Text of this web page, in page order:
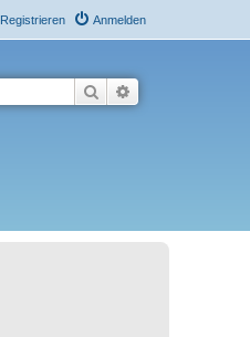
Anmelden
Registrieren
Suche